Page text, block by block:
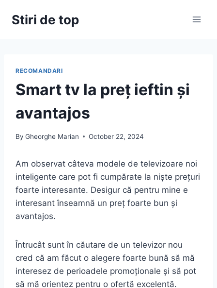
Stiri de top
RECOMANDARI
Smart tv la preț ieftin și
avantajos
By Gheorghe Marian October 22, 2024
Am observat câteva modele de televizoare noi
inteligente care pot fi cumpărate la niște prețuri
foarte interesante. Desigur că pentru mine e
interesant înseamnă un preț foarte bun și
avantajos.
Întrucât sunt în căutare de un televizor nou
cred că am făcut o alegere foarte bună să mă
interesez de perioadele promoționale și să pot
să mă orientez pentru o ofertă excelentă.